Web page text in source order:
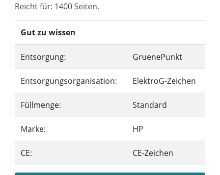
Reicht für: 1400 Seiten.
Gut zu wissen
Entsorgung: GruenePunkt
Entsorgungsorganisation: ElektroG-Zeichen
Füllmenge: Standard
Marke: HP
CE: CE-Zeichen